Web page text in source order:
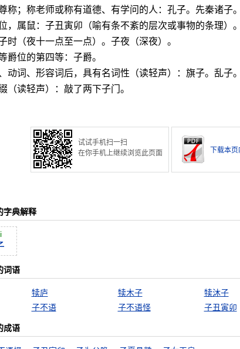
称；称老师或称有道德、有学问的人：孔子。先秦诸子。
，属鼠：子丑寅卯（喻有条不紊的层次或事物的条理）。
时（夜十一点至一点）。子夜（深夜）。
爵位的第四等：子爵。
动词、形容词后，具有名词性（读轻声）：旗子。乱子。
（读轻声）：敲了两下子门。
试试手机扫一扫
在你手机上继续浏览此页面
下载本
字典解释
词语
犊庐 犊木子 犊沐子
子不语 子不语怪 子丑寅卯
成语